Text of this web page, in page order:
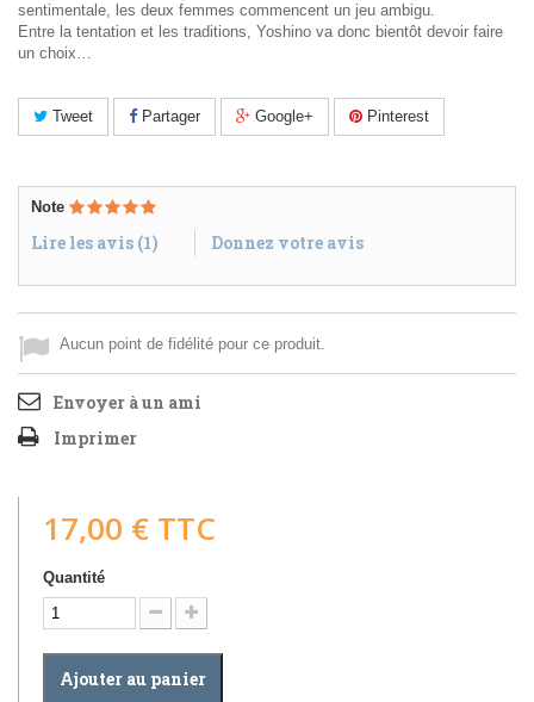
sentimentale, les deux femmes commencent un jeu ambigu.
Entre la tentation et les traditions, Yoshino va donc bientôt devoir faire
un choix…
Tweet Partager Google+ Pinterest
Note
Lire les avis (1) Donnez votre avis
Aucun point de fidélité pour ce produit.
Envoyer à un ami
Imprimer
17,00 € TTC
Quantité
Ajouter au panier